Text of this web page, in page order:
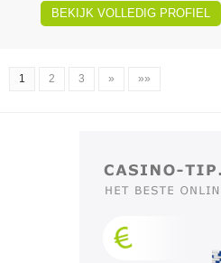
BEKIJK VOLLEDIG PROFIEL
1 2 3 » »»